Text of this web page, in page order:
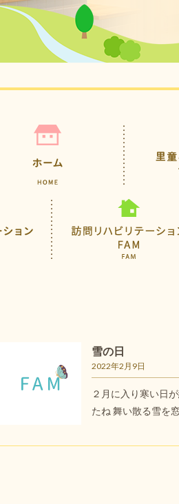
雪の日
2022年2月9日
２月に入り寒い日
たね 舞い散る雪を